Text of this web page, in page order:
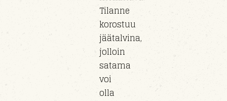
Tilanne
korostuu
jäätalvina,
jolloin
satama
voi
olla